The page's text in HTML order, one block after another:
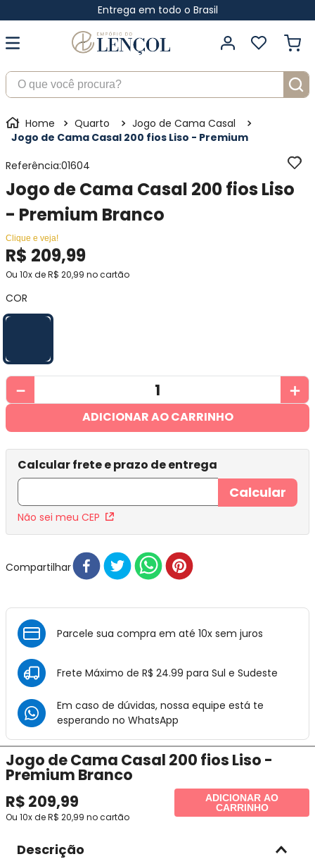
Entrega em todo o Brasil
O que você procura?
Quarto
Jogo de Cama Casal
Jogo de Cama Casal 200 fios Liso - Premium
Referência:01604
Jogo de Cama Casal 200 fios Liso
- Premium Branco
Clique e veja!
R$ 209,99
Ou 10x deR$ 20,99 no cartão
COR
＋
－
ADICIONAR AO CARRINHO
Não sei meu CEP
Compartilhar
Parcele sua compra em até 10x sem juros
Frete Máximo de R$ 24.99 para Sul e Sudeste
Em caso de dúvidas, nossa equipe está te
esperando no WhatsApp
Jogo de Cama Casal 200 fios Liso -
Premium Branco
R$ 209,99
Ou 10x deR$ 20,99 no cartão
ADICIONAR AO
CARRINHO
Descrição